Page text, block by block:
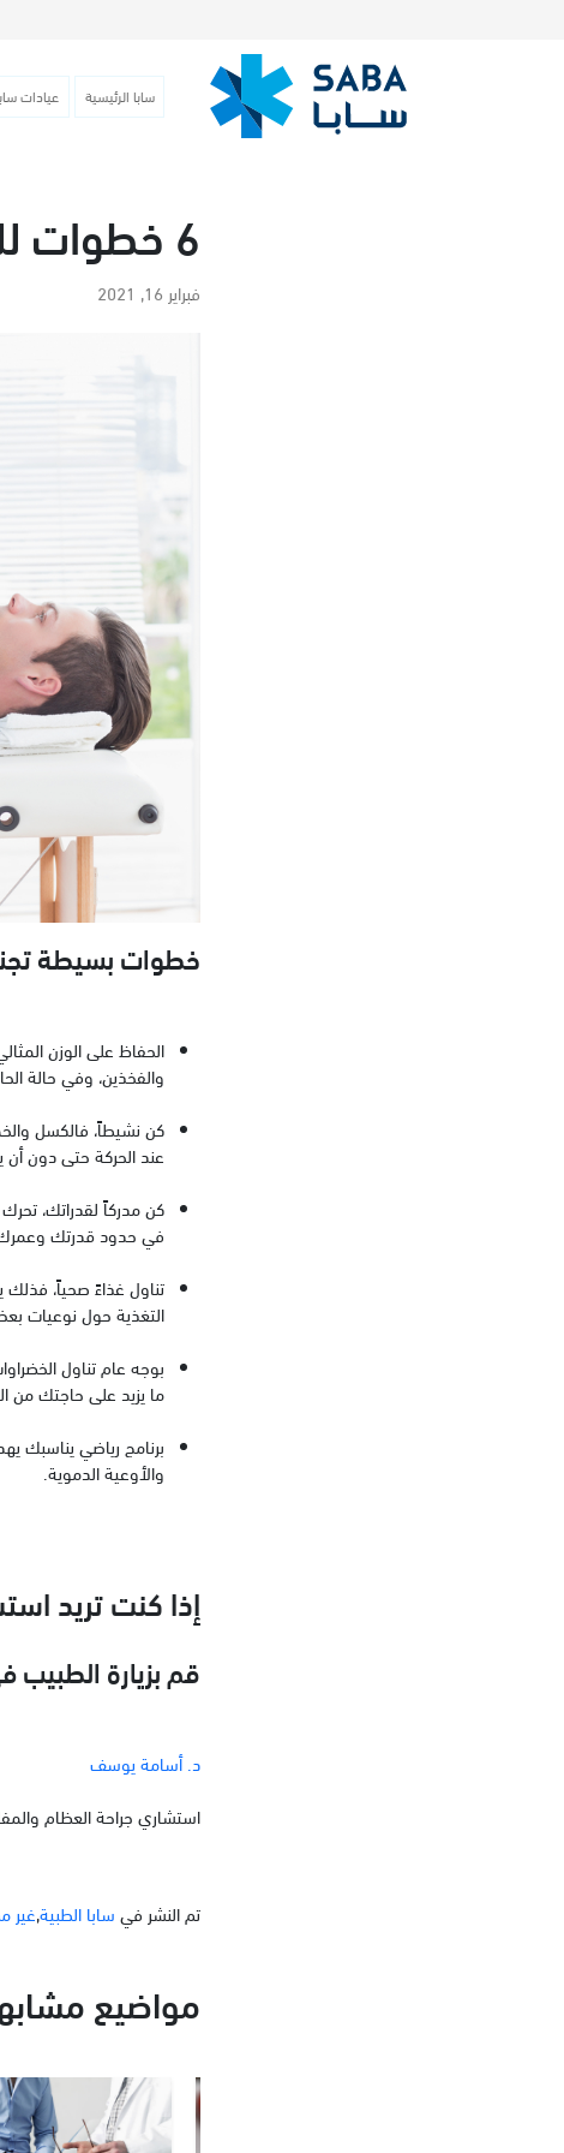
سابا الرئيسية عيادات
6 خطوات للوقاية من آلام المفاصل
فبراير 16, 2021
خطوات بسيطة
الحفاظ على الوزن
والفخذين، وفي حالة
كن نشيطاً، فالكسل
عند الحركة حتى دون أن
كن مدركاً لقدراتك،
في حدود قدرتك وعمرك
تناول غذاءً صحياً،
التغذية حول نوعيات
بوجه عام تناول
ما يزيد على حاجتك من
برنامج رياضي يناسبك
والأوعية الدموية.
إذا كنت تريد
قم بزيارة الطبيب في سابا 1،
د. أسامة يوسف
استشاري جراحة العظام
تم النشر في سابا الطبية,غير
مواضيع